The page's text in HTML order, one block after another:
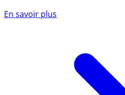
En savoir plus